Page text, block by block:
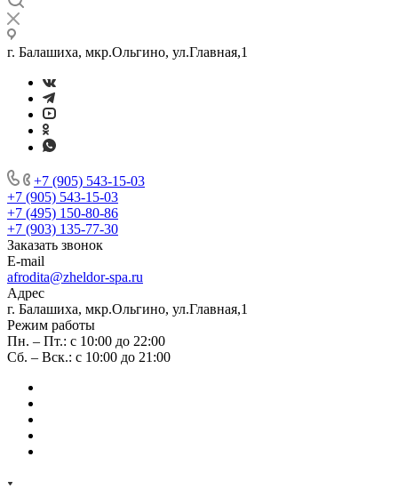
г. Балашиха, мкр.Ольгино, ул.Главная,1
+7 (905) 543-15-03
+7 (905) 543-15-03
+7 (495) 150-80-86
+7 (903) 135-77-30
Заказать звонок
E-mail
afrodita@zheldor-spa.ru
Адрес
г. Балашиха, мкр.Ольгино, ул.Главная,1
Режим работы
Пн. – Пт.: с 10:00 до 22:00
Сб. – Вск.: с 10:00 до 21:00